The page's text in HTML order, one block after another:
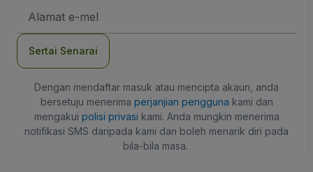
E-
Sertai Senarai
Dengan mendaftar masuk atau mencipta akaun, anda
bersetuju menerima perjanjian pengguna kami dan
mengakui polisi privasi kami. Anda mungkin menerima
notifikasi SMS daripada kami dan boleh menarik diri pada
bila-bila masa.